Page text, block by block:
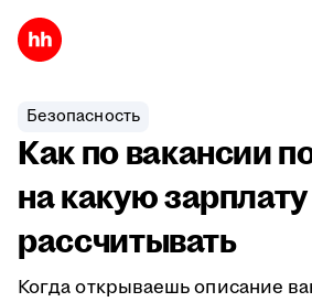
Безопасность
Как по вакансии
на какую зарплату
рассчитывать
Когда открываешь описание